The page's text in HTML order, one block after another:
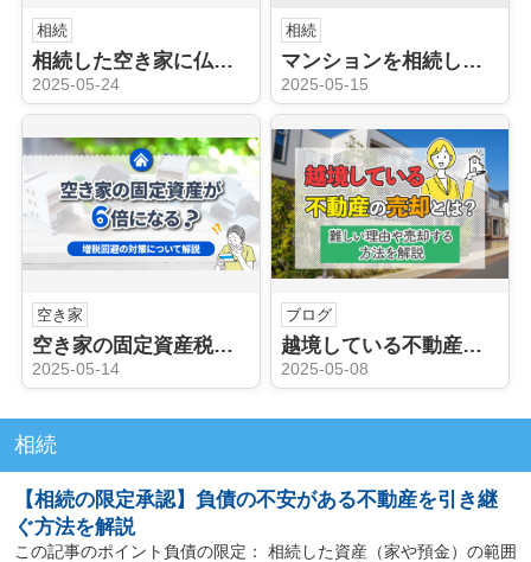
相続
相続した空き家に仏壇が残っていた場合の対処方法は？手順も解説！
2025-05-24
相続
マンションを相続した際の評価額計算方法！建物と土地に分けて解説
2025-05-15
空き家
空き家の固定資産税が6倍になる？増税回避の対策について解説
2025-05-14
ブログ
越境している不動産の売却とは？難しい理由や売却する方法を解説
2025-05-08
相続
【相続の限定承認】負債の不安がある不動産を引き継
ぐ方法を解説
この記事のポイント負債の限定： 相続した資産（家や預金）の範囲